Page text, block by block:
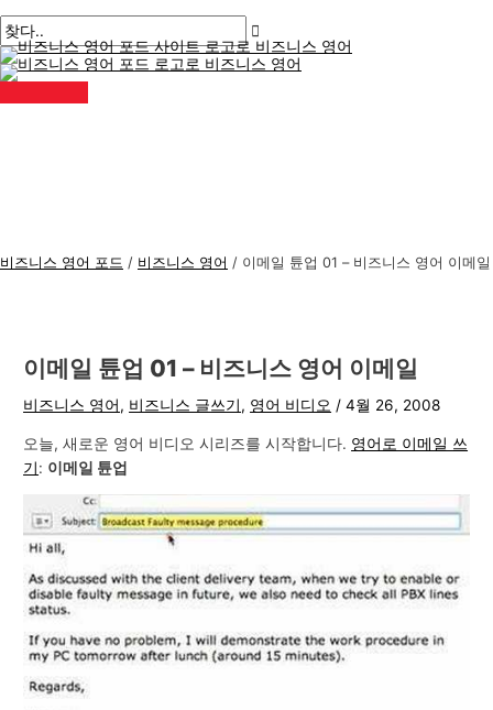
텐
츠
로
건
인
뉴
비즈니스 영어 포드 / 비즈니스 영어 / 이메일 튠업 01 – 비즈니스 영어 이메일
이메일 튠업 01 – 비즈니스 영어 이메일
비즈니스 영어, 비즈니스 글쓰기, 영어 비디오 /4월 26, 2008
오늘, 새로운 영어 비디오 시리즈를 시작합니다. 영어로 이메일 쓰
기: 이메일 튠업
시
물
탐
색
기
에
입
력
름
*
메
일
*
비
즈
니
스
검
색
: